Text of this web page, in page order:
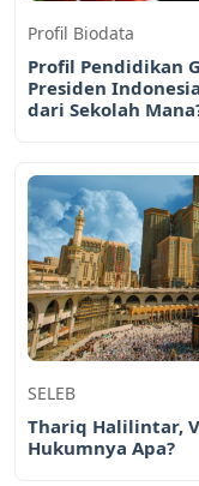
Profil Biodata
Profil Pendidikan
Presiden
dari Sekolah
SELEB
Thariq Halilintar,
Hukumnya Apa?